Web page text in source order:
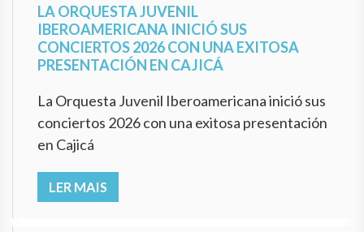
LA ORQUESTA JUVENIL
IBEROAMERICANA INICIÓ SUS
CONCIERTOS 2026 CON UNA EXITOSA
PRESENTACIÓN EN CAJICÁ
La Orquesta Juvenil Iberoamericana inició sus
conciertos 2026 con una exitosa presentación
en Cajicá
LER MAIS